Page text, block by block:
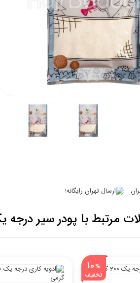
مرتبط با پودر سیر درجه یک 200
%
10
تخفیف